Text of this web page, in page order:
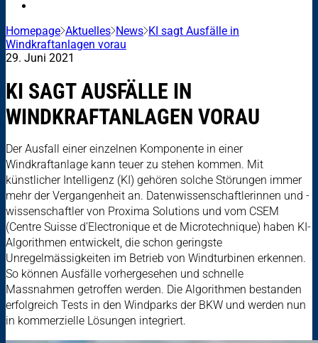
Homepage Aktuelles News KI sagt Ausfälle in
Windkraftanlagen vorau
29. Juni 2021
KI SAGT AUSFÄLLE IN
WINDKRAFTANLAGEN VORAU
Der Ausfall einer einzelnen Komponente in einer
Windkraftanlage kann teuer zu stehen kommen. Mit
künstlicher Intelligenz (KI) gehören solche Störungen immer
mehr der Vergangenheit an. Datenwissenschaftlerinnen und -
wissenschaftler von Proxima Solutions und vom CSEM
(Centre Suisse d’Electronique et de Microtechnique) haben KI-
Algorithmen entwickelt, die schon geringste
Unregelmässigkeiten im Betrieb von Windturbinen erkennen.
So können Ausfälle vorhergesehen und schnelle
Massnahmen getroffen werden. Die Algorithmen bestanden
erfolgreich Tests in den Windparks der BKW und werden nun
in kommerzielle Lösungen integriert.